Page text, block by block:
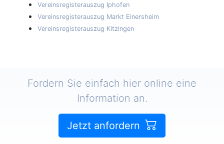
Vereinsregisterauszug Iphofen
Vereinsregisterauszug Markt Einersheim
Vereinsregisterauszug Kitzingen
Fordern Sie einfach hier online eine
Information an.
Jetzt anfordern